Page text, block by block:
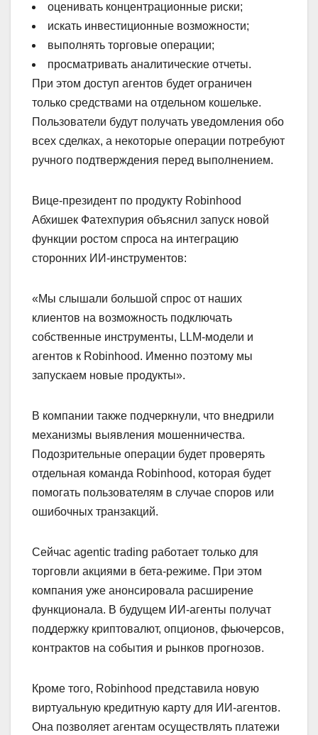
оценивать концентрационные риски;
искать инвестиционные возможности;
выполнять торговые операции;
просматривать аналитические отчеты.
При этом доступ агентов будет ограничен
только средствами на отдельном кошельке.
Пользователи будут получать уведомления обо
всех сделках, а некоторые операции потребуют
ручного подтверждения перед выполнением.
Вице-президент по продукту Robinhood
Абхишек Фатехпурия объяснил запуск новой
функции ростом спроса на интеграцию
сторонних ИИ-инструментов:
«Мы слышали большой спрос от наших
клиентов на возможность подключать
собственные инструменты, LLM-модели и
агентов к Robinhood. Именно поэтому мы
запускаем новые продукты».
В компании также подчеркнули, что внедрили
механизмы выявления мошенничества.
Подозрительные операции будет проверять
отдельная команда Robinhood, которая будет
помогать пользователям в случае споров или
ошибочных транзакций.
Сейчас agentic trading работает только для
торговли акциями в бета-режиме. При этом
компания уже анонсировала расширение
функционала. В будущем ИИ-агенты получат
поддержку криптовалют, опционов, фьючерсов,
контрактов на события и рынков прогнозов.
Кроме того, Robinhood представила новую
виртуальную кредитную карту для ИИ-агентов.
Она позволяет агентам осуществлять платежи